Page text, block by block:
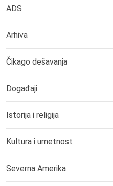
ADS
Arhiva
Čikago dešavanja
Događaji
Istorija i religija
Kultura i umetnost
Severna Amerika